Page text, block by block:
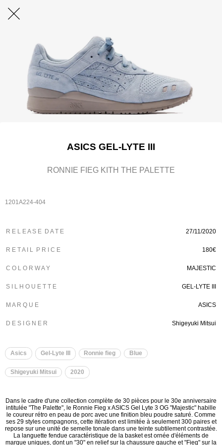
ASICS GEL-LYTE III
RONNIE FIEG KITH THE PALETTE
1201A224-404
R E L E A S E D A T E 27/11/2020
R E T A I L P R I C E 180€
C O L O R W A Y MAJESTIC
S I L H O U E T T E GEL-LYTE III
M A R Q U E ASICS
D E S I G N E R Shigeyuki Mitsui
Asics Gel-Lyte III Ronnie fieg Blue
Shigeyuki Mitsui 2020
Dans le cadre d'une collection complète de 30 pièces pour le 30e anniversaire
intitulée "The Palette", le Ronnie Fieg x ASICS Gel Lyte 3 OG "Majestic" habille
le coureur rétro en peau de porc avec une finition bleu poudre saturé. Comme
ses 29 styles compagnons, cette itération est limitée à seulement 300 paires et
repose sur une unité de semelle tonale dans une teinte subtilement contrastée.
La languette fendue caractéristique de la basket est ornée d'éléments de
marque uniques, dont un "30" en relief sur la chaussure gauche et "Fieg" sur la